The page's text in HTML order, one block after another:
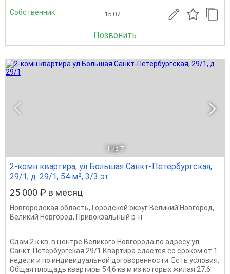
Собственник 15.07
Позвонить
1 из 7
2-комн квартира, ул Большая Санкт-Петербургская,
29/1, д. 29/1, 54 м², 3/3 эт.
25 000 ₽ в месяц
Новгородская область, Городской округ Великий Новгород,
Великий Новгород, Привокзальный р-н
Сдам 2 к.кв. в центре Великого Новгорода по адресу ул.
Санкт-Петербургская 29/1 Квартира сдаётся со сроком от 1
недели и по индивидуальной договоренности. Есть условия.
Общая площадь квартиры 54,6 кв.м из которых жилая 27,6